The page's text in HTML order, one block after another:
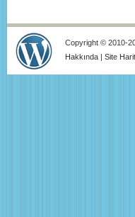
Copyright © 2010-
Hakkında | Site